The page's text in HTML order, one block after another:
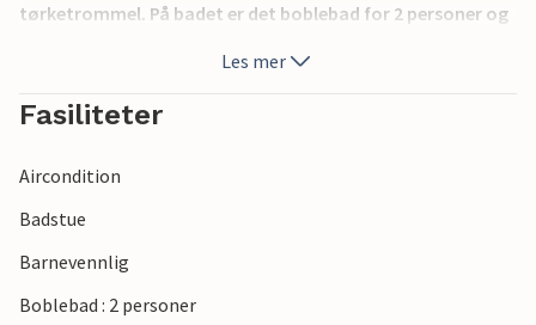
tørketrommel. På badet er det boblebad for 2 personer og
godt valg for en familie eller et par som trenger mye plass.
Les mer
Fasiliteter
Aircondition
Badstue
Barnevennlig
Boblebad : 2 personer